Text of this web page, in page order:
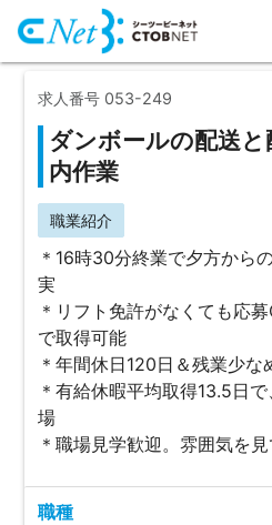
求人番号 053-249
ダンボールの配送
内作業
職業紹介
＊16時30分終業で夕方から
実
＊リフト免許がなくても応
で取得可能
＊年間休日120日＆残業少
＊有給休暇平均取得13.5日
場
＊職場見学歓迎。雰囲気を
職種